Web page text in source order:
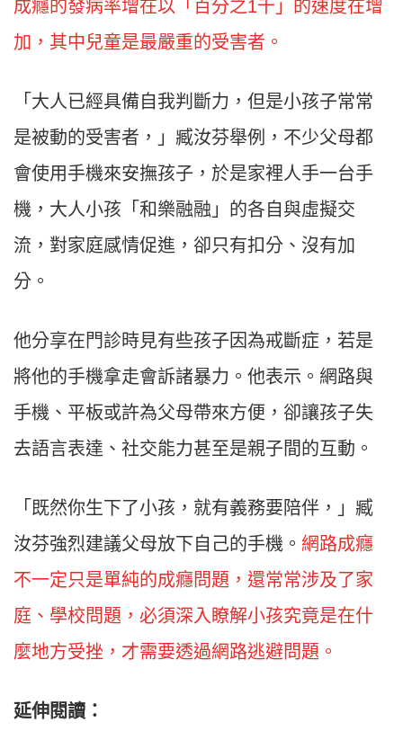
成癮的發病率增在以「百分之1千」的速度在增
加，其中兒童是最嚴重的受害者。
「大人已經具備自我判斷力，但是小孩子常常
是被動的受害者，」臧汝芬舉例，不少父母都
會使用手機來安撫孩子，於是家裡人手一台手
機，大人小孩「和樂融融」的各自與虛擬交
流，對家庭感情促進，卻只有扣分、沒有加
分。
他分享在門診時見有些孩子因為戒斷症，若是
將他的手機拿走會訴諸暴力。他表示。網路與
手機、平板或許為父母帶來方便，卻讓孩子失
去語言表達、社交能力甚至是親子間的互動。
「既然你生下了小孩，就有義務要陪伴，」臧
汝芬強烈建議父母放下自己的手機。 網路成癮
不一定只是單純的成癮問題，還常常涉及了家
庭、學校問題，必須深入瞭解小孩究竟是在什
麼地方受挫，才需要透過網路逃避問題。
延伸閱讀：